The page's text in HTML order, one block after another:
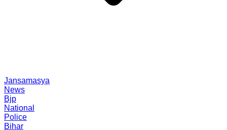
Jansamasya
News
Bjp
National
Police
Bihar